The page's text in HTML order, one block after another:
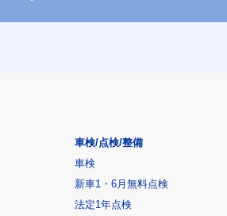
車検/点検/整備
車検
新車1・6月無料点検
法定1年点検